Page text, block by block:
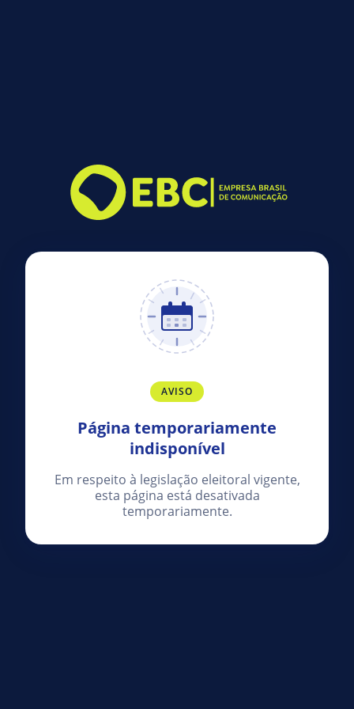
AVISO
Página temporariamente
indisponível
Em respeito à legislação eleitoral vigente,
esta página está desativada
temporariamente.